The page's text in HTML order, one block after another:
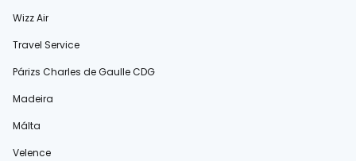
Wizz Air
Travel Service
Párizs Charles de Gaulle CDG
Madeira
Málta
Velence